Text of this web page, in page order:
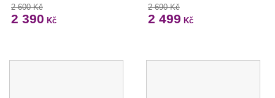
2 600 Kč
2 390 Kč
2 690 Kč
2 499 Kč